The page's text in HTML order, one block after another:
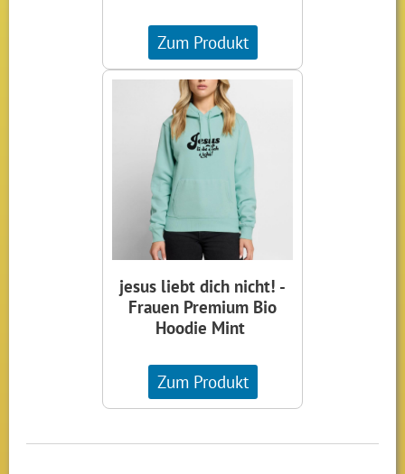
Zum Produkt
jesus liebt dich nicht! -
Frauen Premium Bio
Hoodie Mint
Zum Produkt